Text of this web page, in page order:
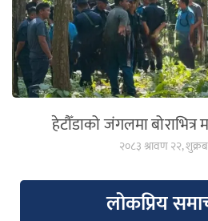
हेटौँडाको जंगलमा
२०८३ श्रावण २२,
लोकप्रिय